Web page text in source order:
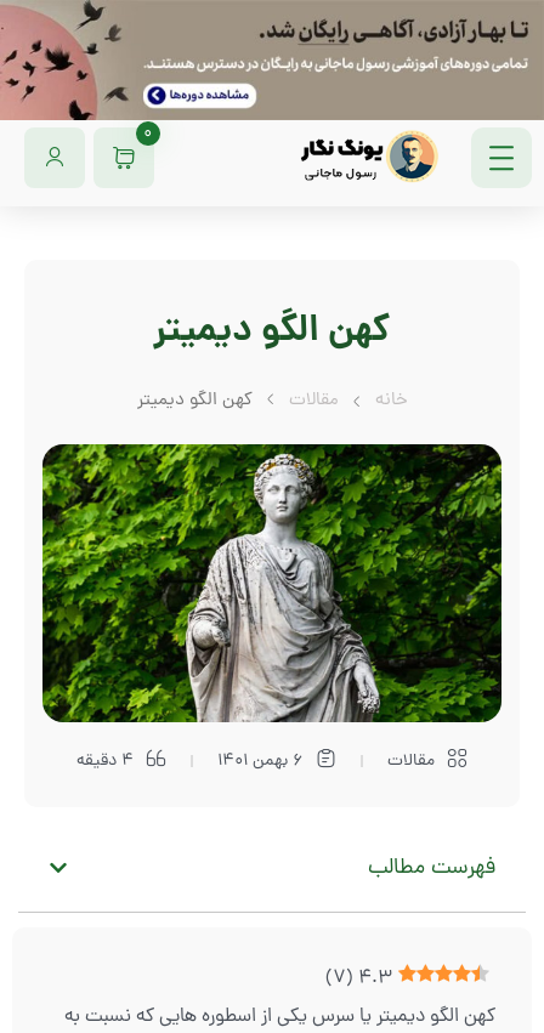
0
کهن الگو دیمیتر
خانه مقالات کهن الگو دیمیتر
مقالات 6 بهمن 1401 4 دقیقه
فهرست مطالب
4.3
(
7
)
کهن الگو دیمیتر یا سرس یکی از اسطوره هایی که نسبت به